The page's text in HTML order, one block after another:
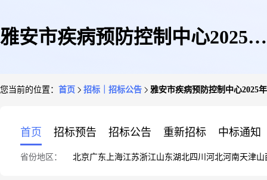
雅安市疾病预防控制中心2025年
您当前的位置： 首页 招标｜招标公告 雅安市疾病预防控制中心2025
首页 招标预告 招标公告 重新招标 中标通知
省份地区： 北京广东 上海江苏浙江山东湖北四川 河北河南天津山